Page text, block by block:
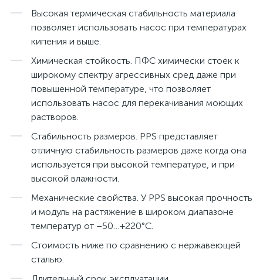
Высокая термическая стабильность материала
позволяет использовать насос при температурах
кипения и выше.
Химическая стойкость. ПФС химически стоек к
широкому спектру агрессивных сред даже при
повышенной температуре, что позволяет
использовать насос для перекачивания моющих
растворов.
Стабильность размеров. PPS представляет
отличную стабильность размеров даже когда она
используется при высокой температуре, и при
высокой влажности.
Механические свойства. У PPS высокая прочность
и модуль на растяжение в широком диапазоне
температур от –50…+220°C.
Стоимость ниже по сравнению с нержавеющей
сталью.